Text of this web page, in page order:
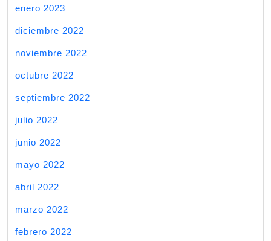
enero 2023
diciembre 2022
noviembre 2022
octubre 2022
septiembre 2022
julio 2022
junio 2022
mayo 2022
abril 2022
marzo 2022
febrero 2022